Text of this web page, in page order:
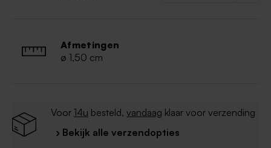
Afmetingen
ø 1,50 cm
Voor 14u besteld, vandaag klaar voor verzending
› Bekijk alle verzendopties